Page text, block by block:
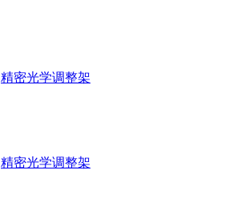
精密光学调整架
精密光学调整架